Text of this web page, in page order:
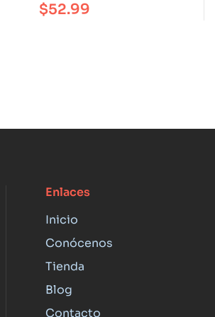
$52.99
Enlaces
Inicio
Conócenos
Tienda
Blog
Contacto